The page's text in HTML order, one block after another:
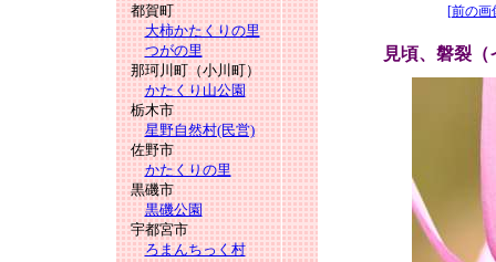
都賀町
大柿かたくりの里
つがの里
那珂川町（小川町）
かたくり山公園
栃木市
星野自然村(民営)
佐野市
かたくりの里
黒磯市
黒磯公園
宇都宮市
ろまんちっく村
[前の画
見頃、磐裂